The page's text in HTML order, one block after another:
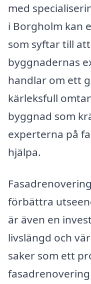
med
i Borgholm kan
som syftar till
byggnadernas
handlar om ett
kärleksfull
byggnad som
experterna på
hjälpa.
förbättra
är även en
livslängd och
saker som ett